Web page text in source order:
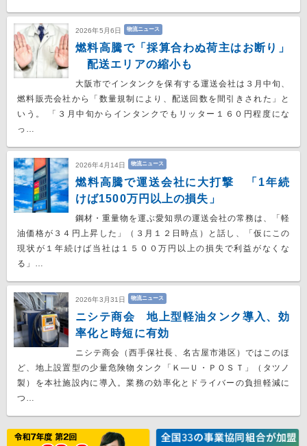
2026年5月6日 物流ニュース
燃料高騰で「採算合わぬ荷主はお断り」
配送エリアの縮小も
大阪市でインタンクを保有する運送会社は３月中旬、
燃料販売会社から「数量規制により、配送回数を間引きされた」と
いう。 「３月中旬からインタンクでもリッター１６０円程度にな
っ…
2026年4月14日 物流ニュース
燃料高騰で運送会社に大打撃 「1年続
けば1500万円以上の損失」
鋼材・重量物を運ぶ愛知県の運送会社の常務は、「軽
油価格が３４円上昇した」（３月１２日時点）と話し、「仮にこの
現状が１年続けば当社は１５００万円以上の損失で利益がなくな
る」…
2026年3月31日 物流ニュース
ニシテ商会 地上型軽油タンク導入、効
率化と時短に有効
ニシテ商会（西手保社長、名古屋市港区）ではこのほ
ど、地上設置型の少量危険物タンク「Ｋ―Ｕ・ＰＯＳＴ」（タツノ
製）を本社施設内に導入。業務の効率化とドライバーの負担軽減に
つ…